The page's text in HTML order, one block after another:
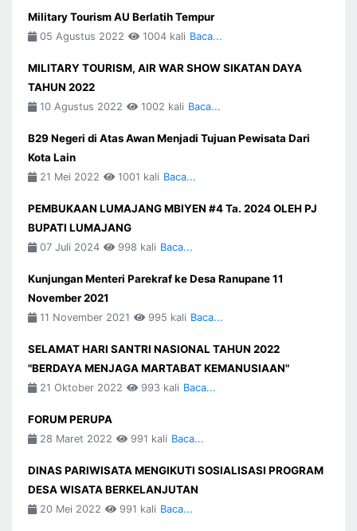
Military Tourism AU Berlatih Tempur
05 Agustus 2022 1004 kali Baca...
MILITARY TOURISM, AIR WAR SHOW SIKATAN DAYA
TAHUN 2022
10 Agustus 2022 1002 kali Baca...
B29 Negeri di Atas Awan Menjadi Tujuan Pewisata Dari
Kota Lain
21 Mei 2022 1001 kali Baca...
PEMBUKAAN LUMAJANG MBIYEN #4 Ta. 2024 OLEH PJ
BUPATI LUMAJANG
07 Juli 2024 998 kali Baca...
Kunjungan Menteri Parekraf ke Desa Ranupane 11
November 2021
11 November 2021 995 kali Baca...
SELAMAT HARI SANTRI NASIONAL TAHUN 2022
"BERDAYA MENJAGA MARTABAT KEMANUSIAAN"
21 Oktober 2022 993 kali Baca...
FORUM PERUPA
28 Maret 2022 991 kali Baca...
DINAS PARIWISATA MENGIKUTI SOSIALISASI PROGRAM
DESA WISATA BERKELANJUTAN
20 Mei 2022 991 kali Baca...